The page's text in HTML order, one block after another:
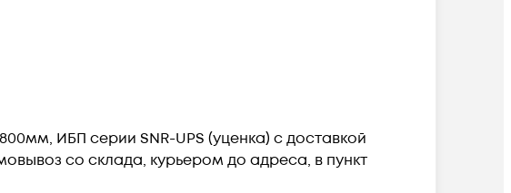
ИБП серии SNR-UPS (уценка) c доставкой
со склада, курьером до адреса, в пункт